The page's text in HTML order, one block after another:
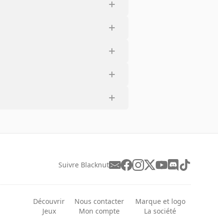
Suivre Blacknut
Découvrir
Jeux
Nous contacter
Mon compte
Marque et logo
La société